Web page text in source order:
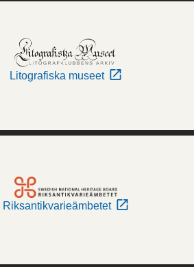
Litografiska museet
Riksantikvarieämbetet